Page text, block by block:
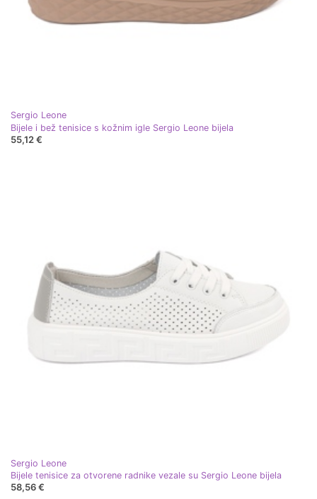
Sergio Leone
Bijele i bež tenisice s kožnim igle Sergio Leone bijela
55,12 €
Sergio Leone
Bijele tenisice za otvorene radnike vezale su Sergio Leone bijela
58,56 €